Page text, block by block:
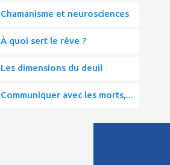
Chamanisme et neurosciences
À quoi sert le rêve ?
Les dimensions du deuil
Communiquer avec les morts,...